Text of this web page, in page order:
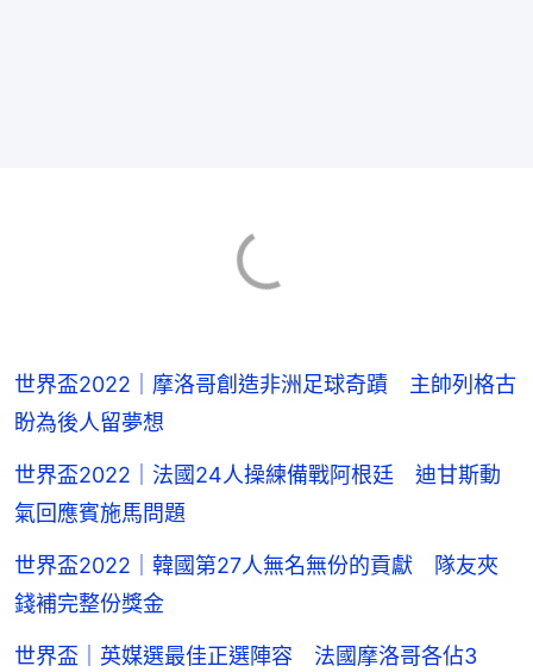
世界盃2022｜摩洛哥創造非洲足球奇蹟 主帥列格古
盼為後人留夢想
世界盃2022｜法國24人操練備戰阿根廷 迪甘斯動
氣回應賓施馬問題
世界盃2022｜韓國第27人無名無份的貢獻 隊友夾
錢補完整份獎金
世界盃｜英媒選最佳正選陣容 法國摩洛哥各佔3